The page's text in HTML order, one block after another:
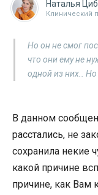
Наталья
Клинический
Но он не смог
что они ему не
одной из них.. Но
В данном
расстались, не
сохранила некие
какой причине
причине, как Вам